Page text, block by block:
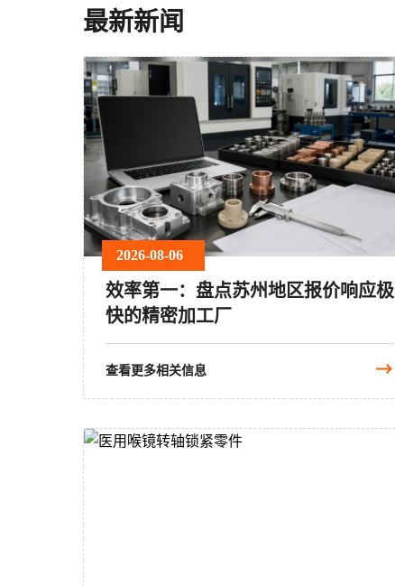
最新新闻
2026-08-06
效率第一：盘点苏州地区报价响应极
快的精密加工厂
查看更多相关信息